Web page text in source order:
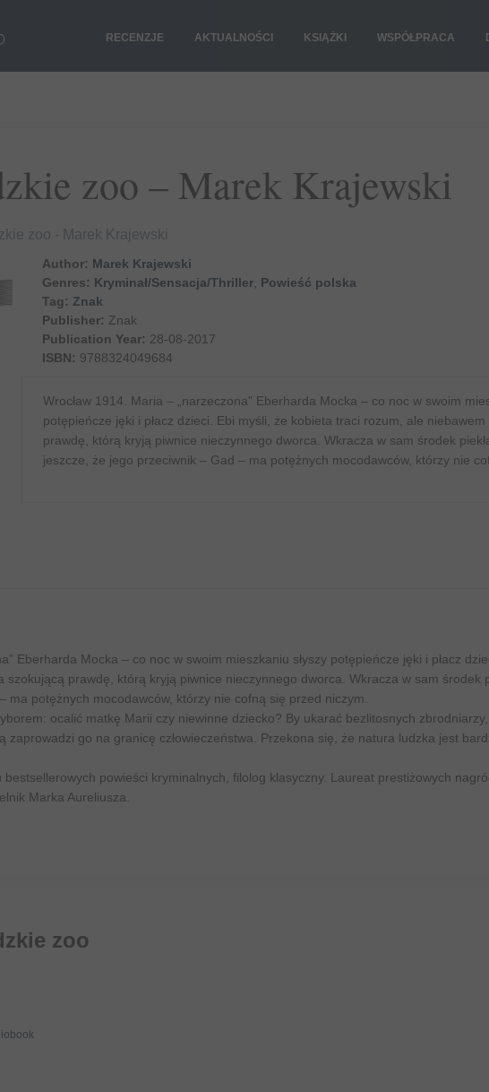
RECENZJE AKTUALNOŚCI KSIĄŻKI WSPÓŁPRACA
zoo – Marek Krajewski
zoo - Marek Krajewski
Author: Marek Krajewski
Genres: Kryminał/Sensacja/Thriller, Powieść polska
Tag: Znak
Publisher: Znak
Publication Year: 28-08-2017
ISBN: 9788324049684
Wrocław 1914. Maria – „narzeczona” Eberharda Mocka – co noc w swoim
potępieńcze jęki i płacz dzieci. Ebi myśli, że kobieta traci rozum, ale
prawdę, którą kryją piwnice nieczynnego dworca. Wkracza w sam środek
jeszcze, że jego przeciwnik – Gad – ma potężnych mocodawców, którzy nie
Eberharda Mocka – co noc w swoim mieszkaniu słyszy potępieńcze jęki i płacz
prawdę, którą kryją piwnice nieczynnego dworca. Wkracza w sam środek
ma potężnych mocodawców, którzy nie cofną się przed niczym.
ocalić matkę Marii czy niewinne dziecko? By ukarać bezlitosnych
zaprowadzi go na granicę człowieczeństwa. Przekona się, że natura ludzka jest
powieści kryminalnych, filolog klasyczny. Laureat prestiżowych
Marka Aureliusza.